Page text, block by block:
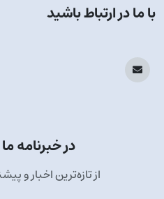
با ما در ارتباط باشید
در خبرنامه
از تازه‌ترین اخبار و